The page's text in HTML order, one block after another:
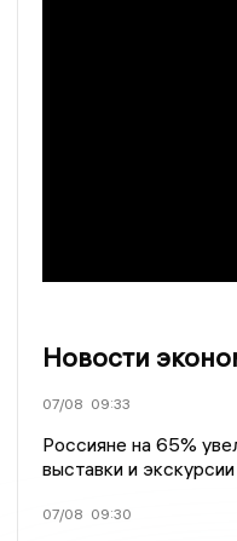
Новости
07/08 09:33
Россияне на 65%
выставки и экскурсии
07/08 09:30